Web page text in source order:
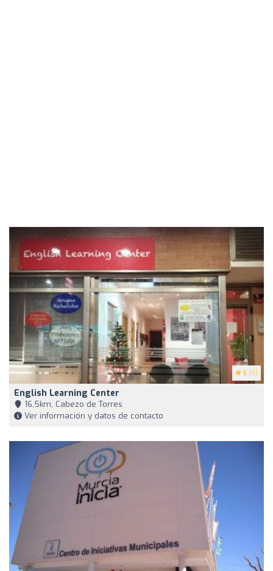
5 (5)
English Learning Center
16,5km, Cabezo de Torres
Ver información y datos de contacto